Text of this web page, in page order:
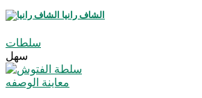
الشاف رانيا
سلطات
سهل
معاينة الوصفه